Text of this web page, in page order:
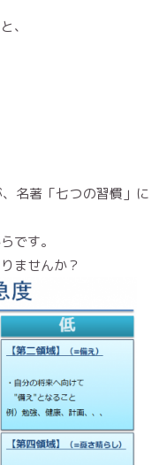
、
名著「七つの習慣」に
です。
ませんか？